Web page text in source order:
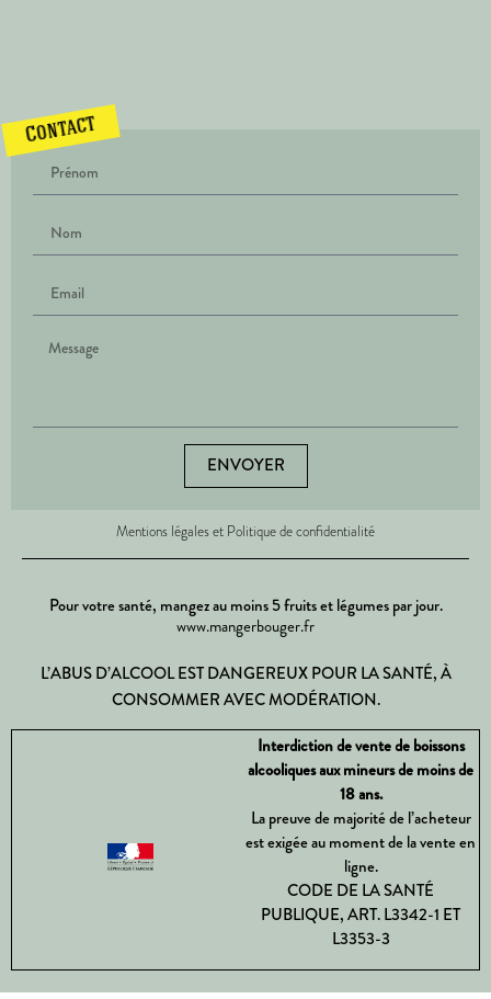
Contact
ENVOYER
Mentions légales et Politique de confidentialité
Pour votre santé, mangez au moins 5 fruits et légumes par jour.
www.mangerbouger.fr
L’ABUS D’ALCOOL EST DANGEREUX POUR LA SANTÉ, À
CONSOMMER AVEC MODÉRATION.
Interdiction de vente de boissons
alcooliques aux mineurs de moins de
18 ans.
La preuve de majorité de l’acheteur
est exigée au moment de la vente en
ligne.
CODE DE LA SANTÉ
PUBLIQUE, ART. L3342-1 ET
L3353-3